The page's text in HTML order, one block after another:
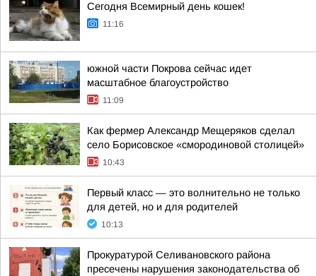
Сегодня Всемирный день кошек!
11:16
южной части Покрова сейчас идет
масштабное благоустройство
11:09
Как фермер Александр Мещеряков сделал
село Борисовское «смородиновой столицей»
10:43
Первый класс — это волнительно не только
для детей, но и для родителей
10:13
Прокуратурой Селивановского района
пресечены нарушения законодательства об